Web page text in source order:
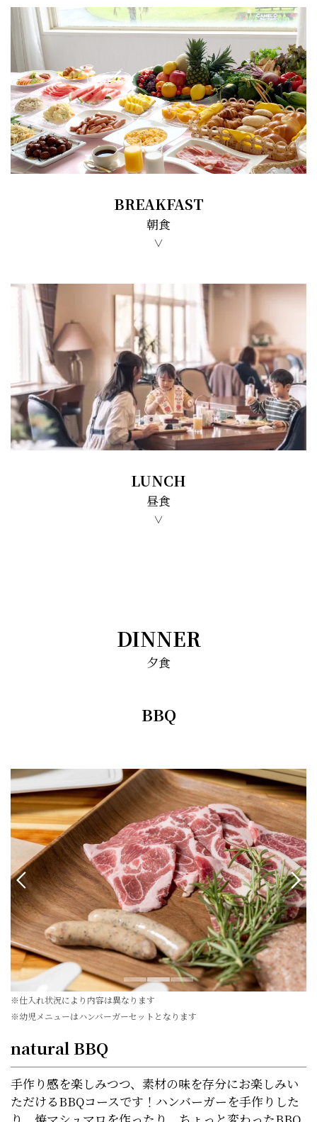
BREAKFAST
朝食
∨
LUNCH
昼食
∨
DINNER
夕食
BBQ
※仕入れ状況により内容は異なります
※幼児メニューはハンバーガーセットとなります
natural BBQ
手作り感を楽しみつつ、素材の味を存分にお楽しみい
ただけるBBQコースです！ハンバーガーを手作りした